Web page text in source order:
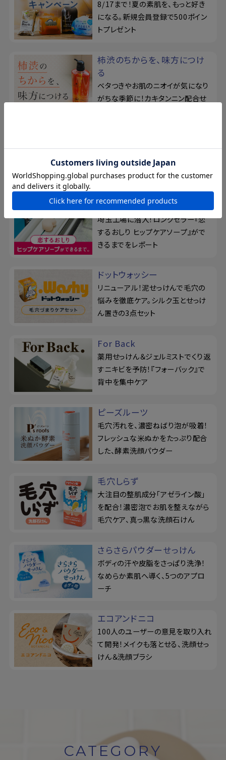
8/17まで！夏の素肌を、もっと好き
になる。新規会員登録で500ポイン
トプレゼント
柿渋のちからを、味方につけ
る
ベタつきやお肌のニオイが気になり
がちな季節に！カキタンニン配合せ
薬用保湿ケアアイテムが登場！美白
ボディローションで、バストからボデ
ィまでぷるツヤな潤い
大人の工場見学
埼玉工場に潜入！ロングセラー『恋
するおしり ヒップケアソープ』がで
きるまでをレポート
ドットウォッシー
リニューアル！泥せっけんで毛穴の
悩みを徹底ケア。シルク玉とせっけ
ん置きの3点セット
For Back
薬用せっけん＆ジェルミストでくり返
すニキビを予防！『フォーバック』で
背中を集中ケア
ピーズルーツ
毛穴汚れを、濃密ねばり泡が吸着！
フレッシュな米ぬかをたっぷり配合
した、酵素洗顔パウダー
毛穴しらず
大注目の整肌成分「アゼライン酸」
を配合！濃密泡でお肌を整えながら
毛穴ケア、真っ黒な洗顔石けん
さらさらパウダーせっけん
ボディの汗や皮脂をさっぱり洗浄！
なめらか素肌へ導く、5つのアプロ
ーチ
エコアンドニコ
100人のユーザーの意見を取り入れ
て開発！メイクも落とせる、洗顔せっ
けん＆洗顔ブラシ
CATEGORY